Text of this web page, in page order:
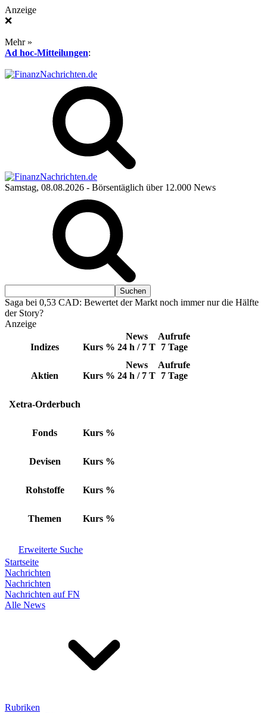
Anzeige
❌
Mehr »
Ad hoc-Mitteilungen:
Samstag, 08.08.2026 - Börsentäglich über 12.000 News
Saga bei 0,53 CAD: Bewertet der Markt noch immer nur die Hälfte
der Story?
Anzeige
Indizes Kurs %
News
24 h / 7 T
Aufrufe
7 Tage
Aktien Kurs %
News
24 h / 7 T
Aufrufe
7 Tage
Xetra-Orderbuch
Fonds Kurs %
Devisen Kurs %
Rohstoffe Kurs %
Themen Kurs %
Erweiterte Suche
Startseite
Nachrichten
Nachrichten
Nachrichten auf FN
Alle News
Rubriken